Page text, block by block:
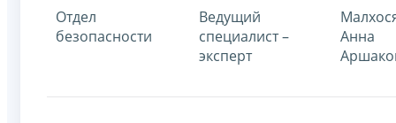
Отдел
безопасности
Ведущий
специалист –
эксперт
Анна